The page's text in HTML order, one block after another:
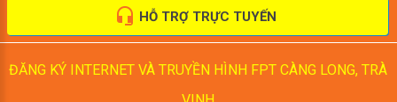
HỖ TRỢ TRỰC TUYẾN
ĐĂNG KÝ INTERNET VÀ TRUYỀN HÌNH FPT CÀNG LONG, TRÀ